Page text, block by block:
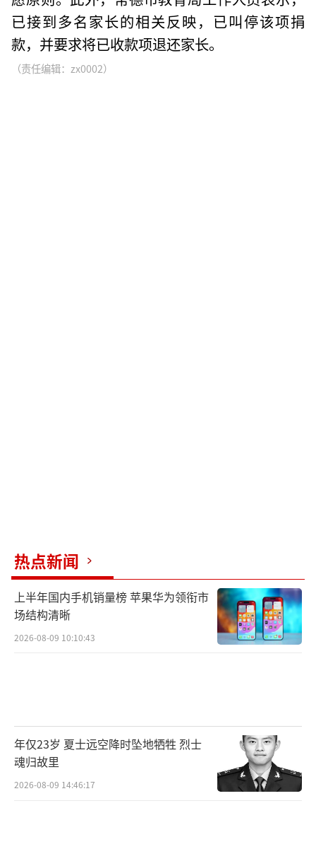
已接到多名家长的相关反映，已叫停该项捐
款，并要求将已收款项退还家长。
（责任编辑：zx0002）
热点新闻
上半年国内手机销量榜 苹果华为领衔市
场结构清晰
2026-08-09 10:10:43
年仅23岁 夏士远空降时坠地牺牲 烈士
魂归故里
2026-08-09 14:46:17